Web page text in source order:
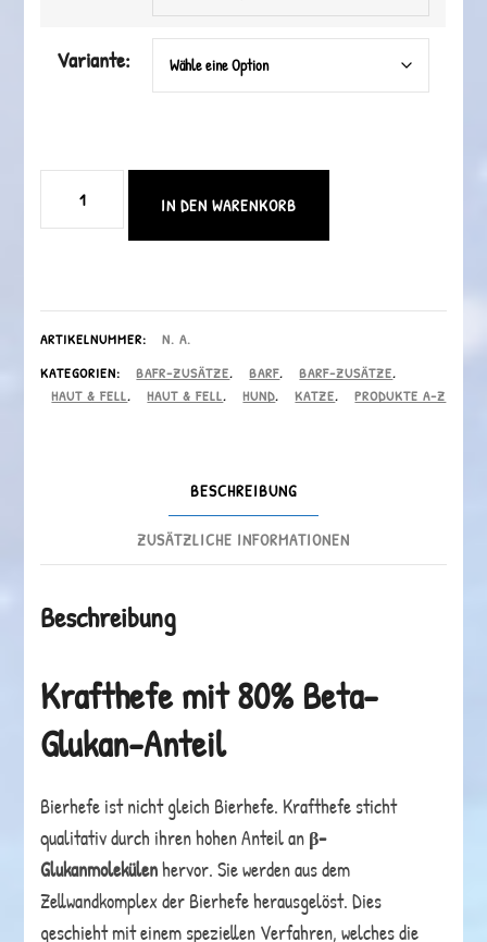
Variante:
Krafthefe
mit
Beta-
Glukan-
Anteil
IN DEN WARENKORB
ARTIKELNUMMER:
N. A.
KATEGORIEN:
BAFR-ZUSÄTZE, BARF, BARF-ZUSÄTZE,
HAUT & FELL, HAUT & FELL, HUND, KATZE, PRODUKTE A-Z
BESCHREIBUNG
ZUSÄTZLICHE INFORMATIONEN
Beschreibung
Krafthefe mit 80% Beta-
Glukan-Anteil
Bierhefe ist nicht gleich Bierhefe. Krafthefe sticht
qualitativ durch ihren hohen Anteil an β-
Glukanmolekülenhervor. Sie werden aus dem
Zellwandkomplex der Bierhefe herausgelöst. Dies
geschieht mit einem speziellen Verfahren, welches die